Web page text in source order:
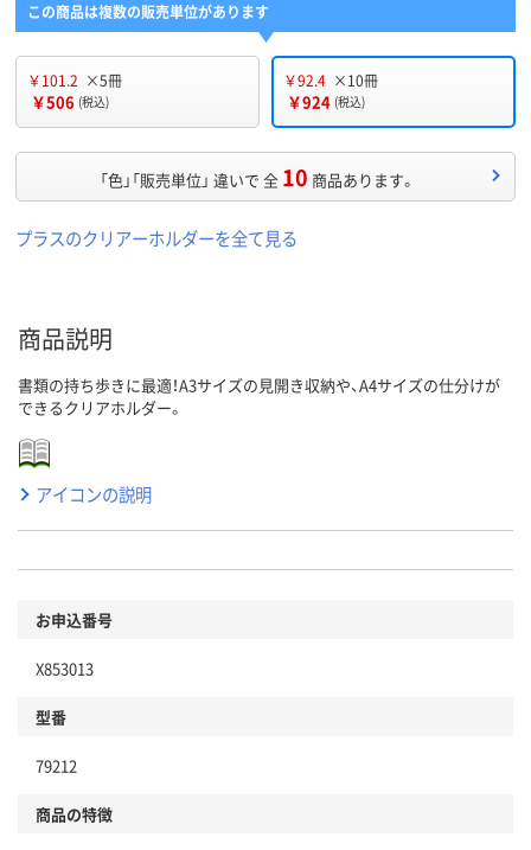
この商品は複数の販売単位があります
￥101.2 ×5冊
￥506 (税込)
￥92.4 ×10冊
￥924 (税込)
「色」「販売単位」 違いで 全 10 商品あります。
プラスのクリアーホルダーを全て見る
商品説明
書類の持ち歩きに最適！A3サイズの見開き収納や、A4サイズの仕分けが
できるクリアホルダー。
アイコンの説明
お申込番号
X853013
型番
79212
商品の特徴